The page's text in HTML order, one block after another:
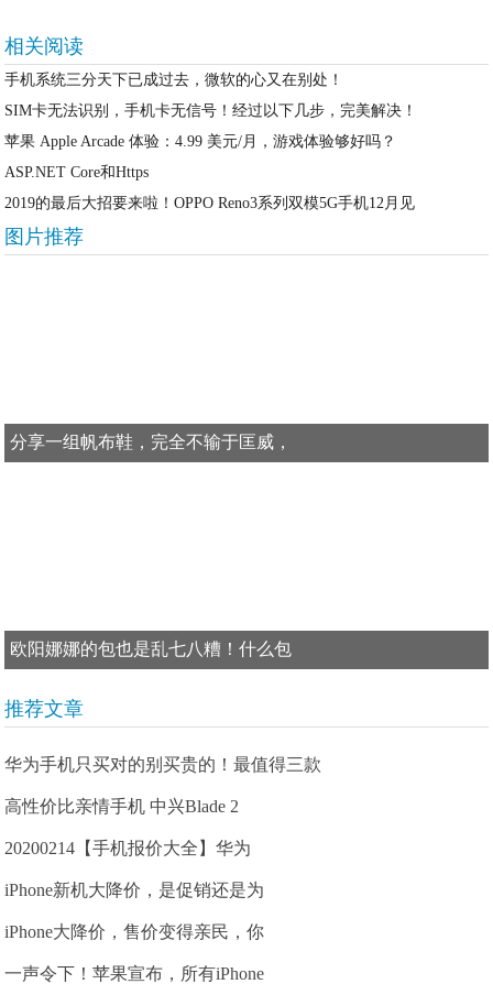
相关阅读
手机系统三分天下已成过去，微软的心又在别处！
SIM卡无法识别，手机卡无信号！经过以下几步，完美解决！
苹果 Apple Arcade 体验：4.99 美元/月，游戏体验够好吗？
ASP.NET Core和Https
2019的最后大招要来啦！OPPO Reno3系列双模5G手机12月见
图片推荐
分享一组帆布鞋，完全不输于匡威，
欧阳娜娜的包也是乱七八糟！什么包
推荐文章
华为手机只买对的别买贵的！最值得三款
高性价比亲情手机 中兴Blade 2
20200214【手机报价大全】华为
iPhone新机大降价，是促销还是为
iPhone大降价，售价变得亲民，你
一声令下！苹果宣布，所有iPhone